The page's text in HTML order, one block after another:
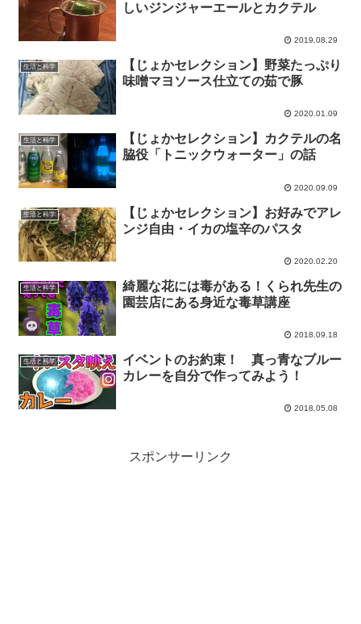
しいジンジャーエールとカクテル
2019.08.29
生活と科学
【じょかセレクション】野菜たっぷり
味噌マヨソース仕立ての茹で豚
2020.01.09
生活と科学
【じょかセレクション】カクテルの名
脇役「トニックウォーター」の話
2020.09.09
生活と科学
【じょかセレクション】お好みでアレ
ンジ自由・イカの塩辛のパスタ
2020.02.20
生活と科学
綺麗な花には毒がある！くられ先生の
園芸店にある身近な毒草講座
2018.09.18
生活と科学
イベントのお約束！ 真っ青なブルー
カレーを自分で作ってみよう！
2018.05.08
スポンサーリンク